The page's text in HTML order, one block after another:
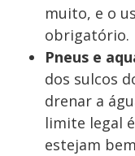
muito, e o
obrigatório.
Pneus e
dos sulcos
drenar a
limite legal
estejam